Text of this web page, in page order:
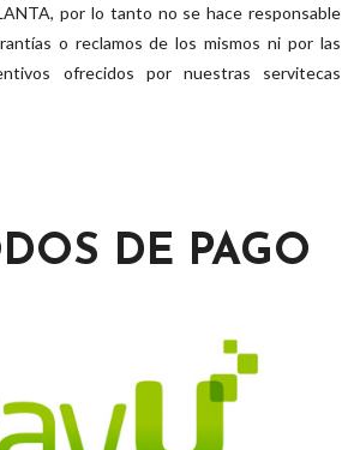
por lo tanto no se hace responsable
o reclamos de los mismos ni por las
ofrecidos por nuestras servitecas
DE PAGO